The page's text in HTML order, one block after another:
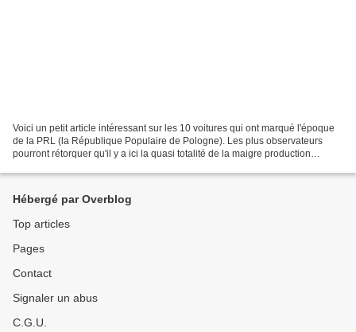
Voici un petit article intéressant sur les 10 voitures qui ont marqué l'époque
de la PRL (la République Populaire de Pologne). Les plus observateurs
pourront rétorquer qu'il y a ici la quasi totalité de la maigre production
Hébergé par Overblog
Top articles
Pages
Contact
Signaler un abus
C.G.U.